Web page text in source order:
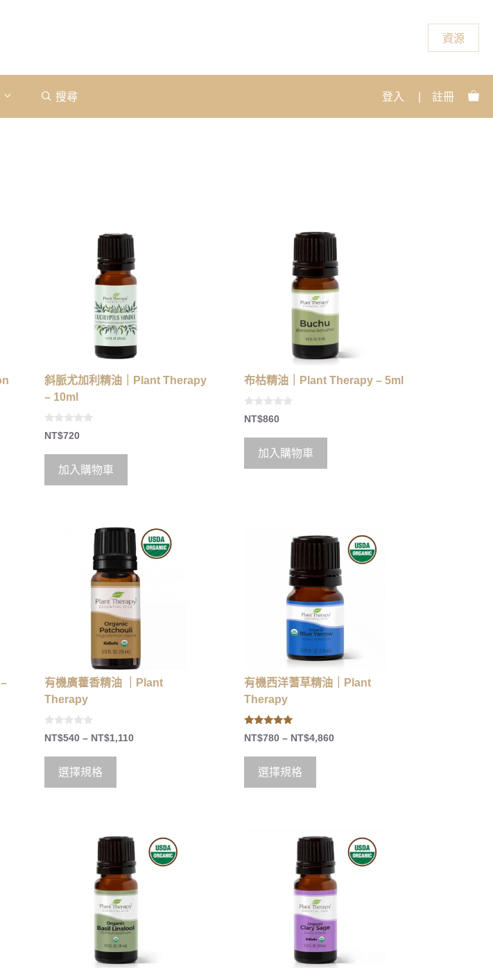
資源
搜尋 登入 註冊
斜脈尤加利精油｜Plant Therapy
– 10ml
0
o
5
NT$720
加入購物車
布枯精油｜Plant Therapy – 5ml
0
o
5
NT$860
加入購物車
有機廣藿香精油 ｜Plant
Therapy
0
o
5
NT$540 – NT$1,110
選擇規格
有機西洋蓍草精油｜Plant
Therapy
5.00
out of 5
NT$780 – NT$4,860
選擇規格